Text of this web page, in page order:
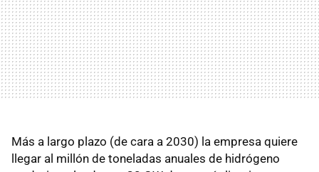
Más a largo plazo (de cara a 2030) la empresa quiere
llegar al millón de toneladas anuales de hidrógeno